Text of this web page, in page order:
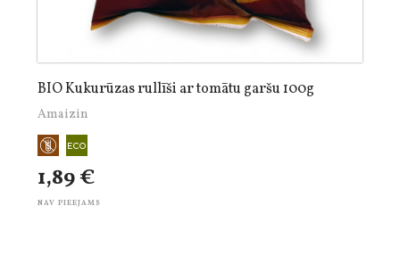
BIO Kukurūzas rullīši ar tomātu garšu 100g
Amaizin
1,89 €
NAV PIEEJAMS